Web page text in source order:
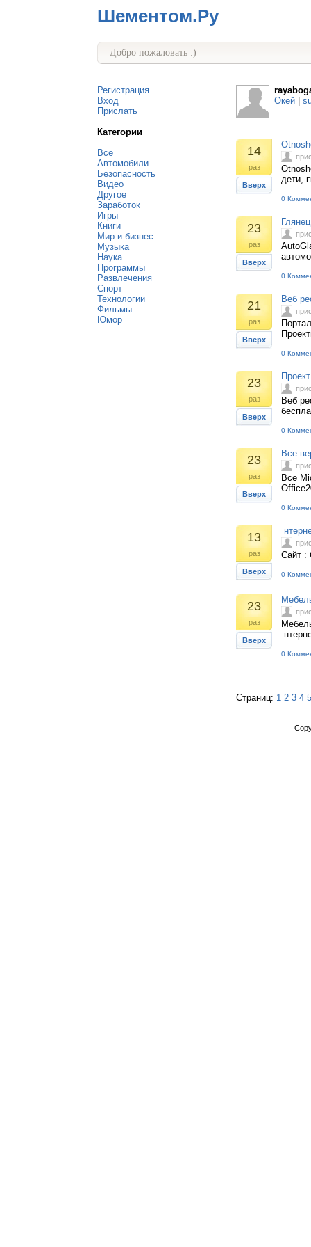
Шементом.Ру
Добро пожаловать :)
Регистрация
Вход
Прислать
Категории
Все
Автомобили
Безопасность
Видео
Другое
Заработок
Игры
Книги
Мир и бизнес
Музыка
Наука
Программы
Развлечения
Спорт
Технологии
Фильмы
Юмор
Окей
14
раз
Вверх
дети,
0
23
раз
Вверх
0
21
раз
Вверх
Веб
0
23
раз
Вверх
Веб
0
23
раз
Вверх
Все
Все
0
13
раз
Вверх
Сайт :
0
23
раз
Вверх
0
Страниц: 1 2 3 4 5